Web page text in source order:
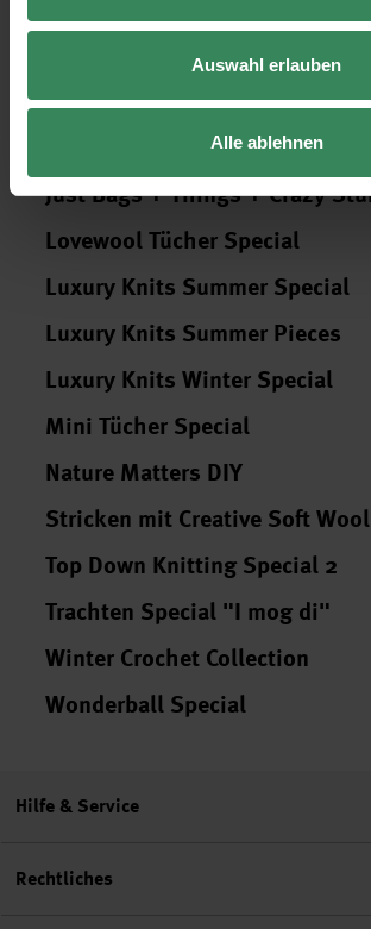
Auswahl erlauben
Alle ablehnen
Christmas Jumper
Creative Painted Power Special
Just Bags + Things + Crazy
Lovewool Tücher Special
Luxury Knits Summer Special
Luxury Knits Summer Pieces
Luxury Knits Winter Special
Mini Tücher Special
Nature Matters DIY
Stricken mit Creative Soft
Top Down Knitting Special 2
Trachten Special "I mog di"
Winter Crochet Collection
Wonderball Special
Hilfe & Service
Rechtliches